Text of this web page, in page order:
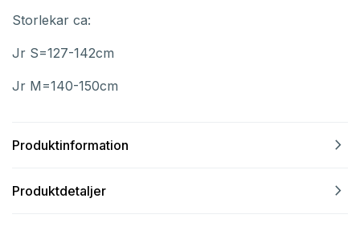
Storlekar ca:
Jr S=127-142cm
Jr M=140-150cm
Produktinformation navigate_next
Produktdetaljer navigate_next